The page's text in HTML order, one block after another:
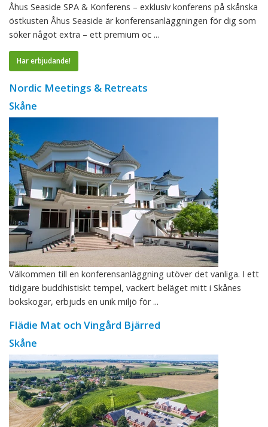
Åhus Seaside SPA & Konferens – exklusiv konferens på skånska
östkusten Åhus Seaside är konferensanläggningen för dig som
söker något extra – ett premium oc ...
Har erbjudande!
Nordic Meetings & Retreats
Skåne
Välkommen till en konferensanläggning utöver det vanliga. I ett
tidigare buddhistiskt tempel, vackert beläget mitt i Skånes
bokskogar, erbjuds en unik miljö för ...
Flädie Mat och Vingård Bjärred
Skåne